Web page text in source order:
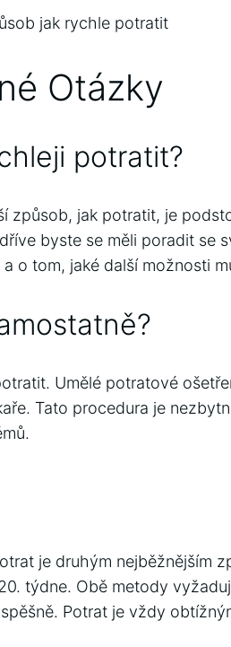
jak rychle potratit
Otázky
potratit?
způsob, jak potratit, je
byste se měli poradit se
o tom, jaké další možnosti
Umělé potratové
Tato procedura je
je druhým nejběžnějším
týdne. Obě metody
Potrat je vždy